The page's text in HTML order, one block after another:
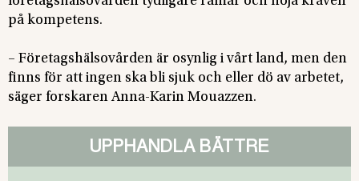
på kompetens.
– Företagshälsovården är osynlig i vårt land, men den
finns för att ingen ska bli sjuk och eller dö av arbetet,
säger forskaren Anna-Karin Mouazzen.
UPPHANDLA BÄTTRE